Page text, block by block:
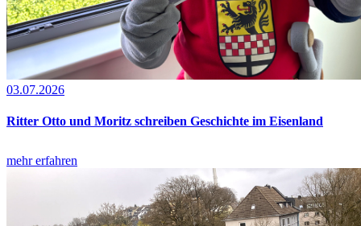
03.07.2026
Ritter Otto und Moritz schreiben Geschichte im Eisenland
mehr erfahren